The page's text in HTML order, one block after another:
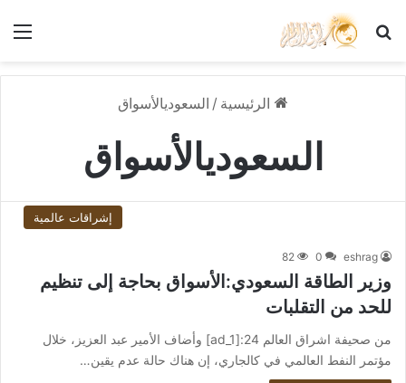
بحث عن
الرئيسية / السعوديالأسواق
السعوديالأسواق
إشراقات عالمية
eshrag
0
82
وزير الطاقة السعودي:الأسواق بحاجة إلى تنظيم
للحد من التقلبات
من صحيفة اشراق العالم 24:[ad_1] وأضاف الأمير عبد العزيز، خلال
مؤتمر النفط العالمي في كالجاري، إن هناك حالة عدم يقين…